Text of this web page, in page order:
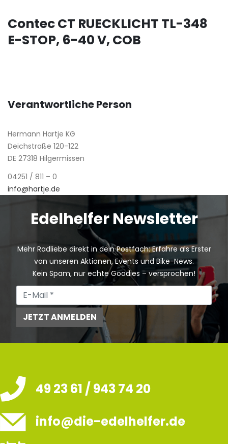
Contec CT RUECKLICHT TL-348
E-STOP, 6-40 V, COB
Verantwortliche Person
Hermann Hartje KG
Deichstraße 120-122
DE 27318 Hilgermissen
04251 / 811 – 0
info@hartje.de
Edelhelfer Newsletter
Mehr Radliebe direkt in dein Postfach: Erfahre als Erster
von unseren Aktionen, Events und Bike-News.
Kein Spam, nur echte Goodies – versprochen!
JETZT ANMELDEN
49 23 61 / 943 74 20
info@die-edelhelfer.de